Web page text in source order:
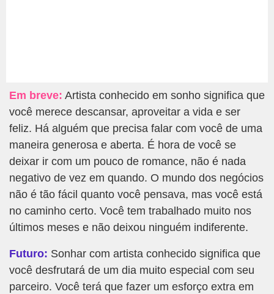
Em breve: Artista conhecido em sonho significa que
você merece descansar, aproveitar a vida e ser
feliz. Há alguém que precisa falar com você de uma
maneira generosa e aberta. É hora de você se
deixar ir com um pouco de romance, não é nada
negativo de vez em quando. O mundo dos negócios
não é tão fácil quanto você pensava, mas você está
no caminho certo. Você tem trabalhado muito nos
últimos meses e não deixou ninguém indiferente.
Futuro: Sonhar com artista conhecido significa que
você desfrutará de um dia muito especial com seu
parceiro. Você terá que fazer um esforço extra em